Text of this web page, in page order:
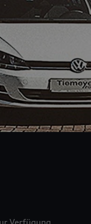
Verfügung.